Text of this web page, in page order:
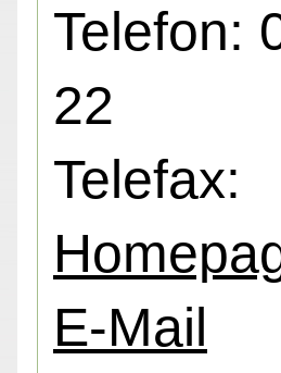
Telefon:
22
Telefax:
E-Mail